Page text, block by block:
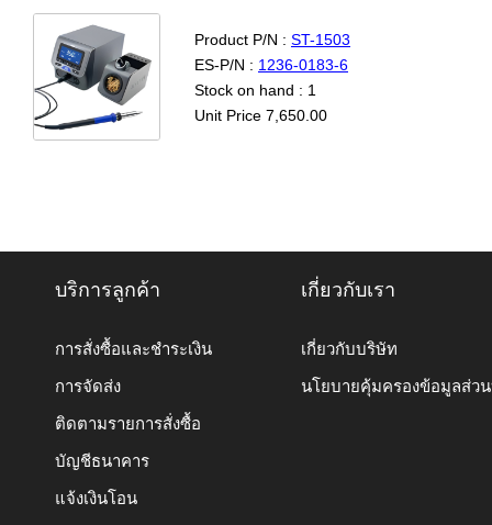
Product P/N : ST-1503
ES-P/N : 1236-0183-6
Stock on hand : 1
Unit Price 7,650.00
บริการลูกค้า
การสั่งซื้อและชำระเงิน
การจัดส่ง
ติดตามรายการสั่งซื้อ
บัญชีธนาคาร
แจ้งเงินโอน
เกี่ยวกับเรา
เกี่ยวกับบริษัท
นโยบายคุ้มครองข้อมูลส่ว